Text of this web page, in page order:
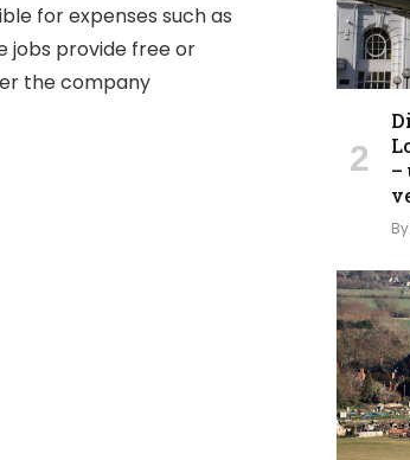
for expenses such as
jobs provide free or
the company
–
By